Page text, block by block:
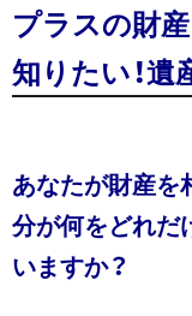
プラスの財
知りたい！
あなたが財産を
分が何をどれだ
いますか？